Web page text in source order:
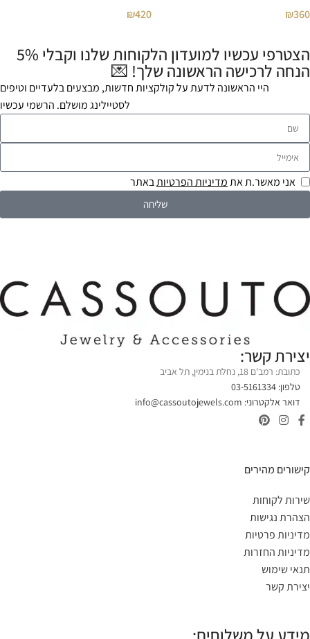
₪360
₪420
הצטרפי עכשיו למועדון הלקוחות שלנו וקבלי 5%
הנחה לרכישה הראשונה שלך! 💌
היי הראשונה לדעת על קולקציות חדשות, מבצעים בלעדיים וטיפים
לסטיילינג מושלם. הרשמי עכשיו
אני מאשר.ת אתמדיניות הפרטיותבאתר
שליחה
יצירת קשר:
כתובת: רמב'ם 18, נחלת בנימין, תל אביב
טלפון: 03-5161334
דואר אלקטרוני: info@cassoutojewels.com
קישורים מהירים
שירות לקוחות
הצהרת נגישות
מדיניות פרטיות
מדיניות החזרות
תנאי שימוש
יצירת קשר